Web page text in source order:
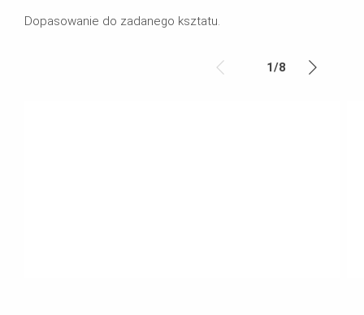
Dopasowanie do zadanego ksztatu.
1/8